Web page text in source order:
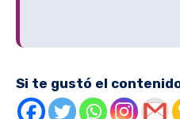
Si te gustó el